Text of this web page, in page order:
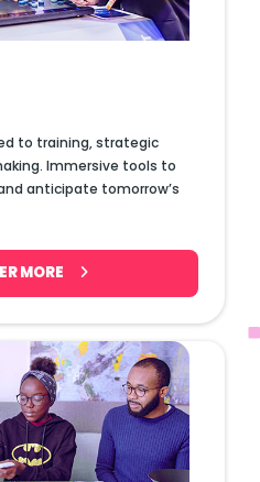
to training, strategic
Immersive tools to
anticipate tomorrow’s
MORE